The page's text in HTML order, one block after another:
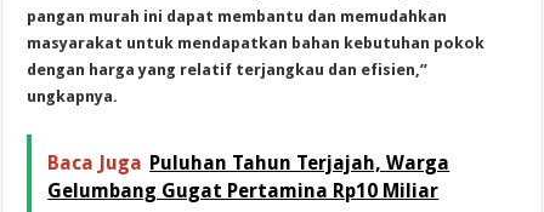
pangan murah ini dapat membantu dan memudahkan
masyarakat untuk mendapatkan bahan kebutuhan pokok
dengan harga yang relatif terjangkau dan efisien,”
ungkapnya.
Baca Juga Puluhan Tahun Terjajah, Warga
Gelumbang Gugat Pertamina Rp10 Miliar